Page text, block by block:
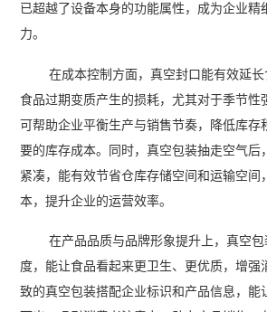
已超越了设备本身的功能属性，成为企业精
力。
在成本控制方面，真空封口能有效延
食品过期变质产生的损耗，尤其对于季节性
可帮助企业平衡生产与销售节奏，降低库存
要的库存成本。同时，真空包装抽走空气后
紧凑，能有效节省仓库存储空间和运输空间
本，提升企业的运营效率。
在产品品质与品牌形象提升上，真空
度，能让食品看起来更卫生、更优质，增强
致的真空包装搭配企业标识和产品信息，能